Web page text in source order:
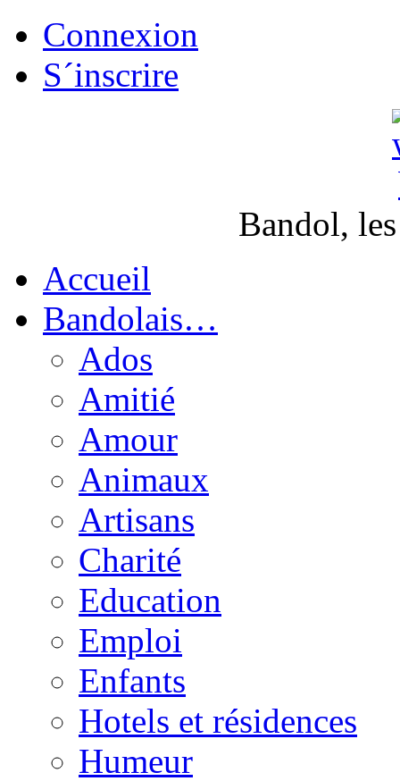
Connexion
S´inscrire
Bandol,
Accueil
Bandolais…
Ados
Amitié
Amour
Animaux
Artisans
Charité
Education
Emploi
Enfants
Hotels et résidences
Humeur